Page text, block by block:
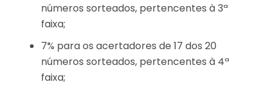
números sorteados, pertencentes à 3ª
faixa;
7% para os acertadores de 17 dos 20
números sorteados, pertencentes à 4ª
faixa;